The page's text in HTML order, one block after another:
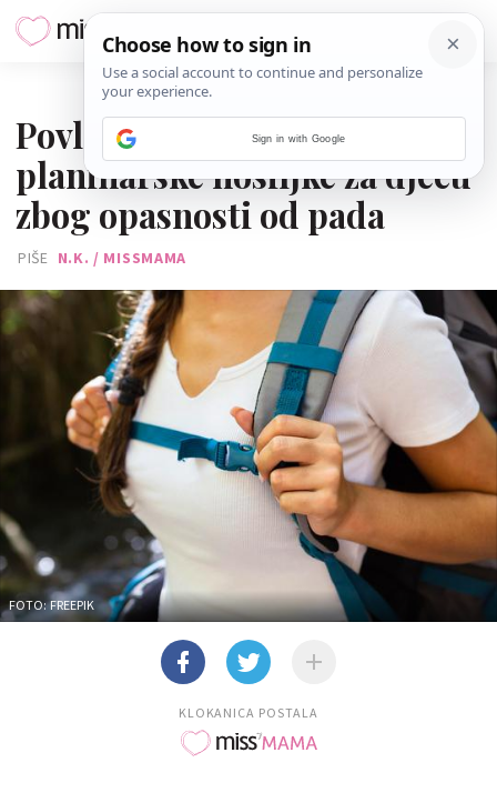
Povlače se popularne
planinarske nosiljke za djecu
zbog opasnosti od pada
PIŠE N.K. / MISSMAMA
FOTO: FREEPIK
KLOKANICA POSTALA
Sign in with Google